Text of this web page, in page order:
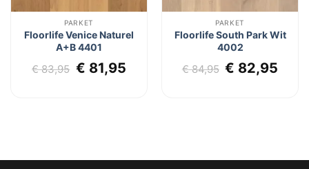
PARKET
Floorlife Venice Naturel
A+B 4401
€83,95 Oorspronkelijke
prijs
€ 81,95Huidige
PARKET
Floorlife South Park Wit
4002
€84,95 € 82,95